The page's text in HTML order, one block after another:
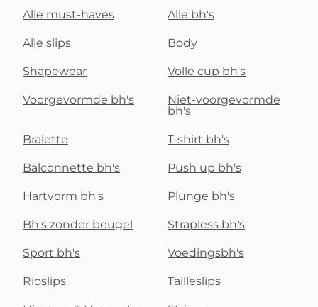
Alle must-haves Alle bh's
Alle slips Body
Shapewear Volle cup bh's
Voorgevormde bh's
Niet-voorgevormde
bh's
Bralette T-shirt bh's
Balconnette bh's Push up bh's
Hartvorm bh's Plunge bh's
Bh's zonder beugel Strapless bh's
Sport bh's Voedingsbh's
Rioslips Tailleslips